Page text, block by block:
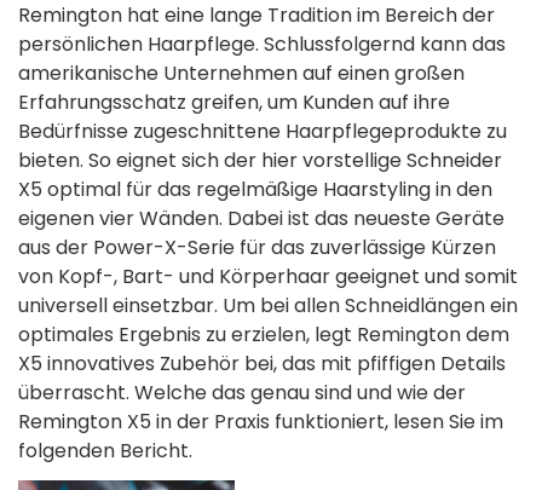
Remington hat eine lange Tradition im Bereich der
persönlichen Haarpflege. Schlussfolgernd kann das
amerikanische Unternehmen auf einen großen
Erfahrungsschatz greifen, um Kunden auf ihre
Bedürfnisse zugeschnittene Haarpflegeprodukte zu
bieten. So eignet sich der hier vorstellige Schneider
X5 optimal für das regelmäßige Haarstyling in den
eigenen vier Wänden. Dabei ist das neueste Geräte
aus der Power-X-Serie für das zuverlässige Kürzen
von Kopf-, Bart- und Körperhaar geeignet und somit
universell einsetzbar. Um bei allen Schneidlängen ein
optimales Ergebnis zu erzielen, legt Remington dem
X5 innovatives Zubehör bei, das mit pfiffigen Details
überrascht. Welche das genau sind und wie der
Remington X5 in der Praxis funktioniert, lesen Sie im
folgenden Bericht.